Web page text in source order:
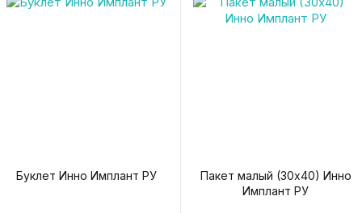
Буклет Инно Имплант РУ
Пакет малый (30х40) Инно
Имплант РУ